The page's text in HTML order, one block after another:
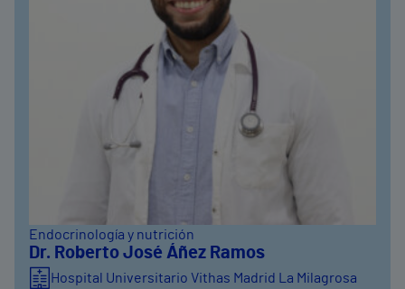
Endocrinología y nutrición
Dr. Roberto José Áñez Ramos
Hospital Universitario Vithas Madrid La Milagrosa